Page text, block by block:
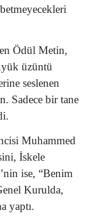
Ödül Metin,
üzüntü
seslenen
Sadece bir tane
Muhammed
İskele
ise, “Benim
Kurulda,
yaptı.